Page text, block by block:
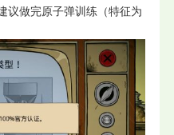
议做完原子弹训练（特征为